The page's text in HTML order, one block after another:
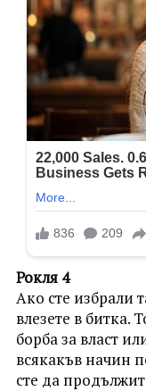
Рокля 4
Ако сте избрали
влезете в битка.
борба за власт
всякакъв начин
сте да